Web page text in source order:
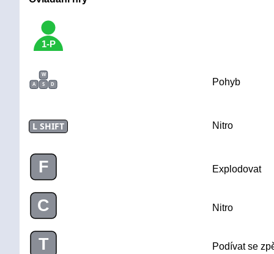
1-P
W
A
S D Pohyb
L SHIFT Nitro
F Explodovat
C Nitro
T Podívat se